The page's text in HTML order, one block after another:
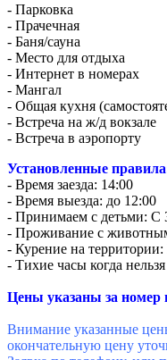
- Парковка
- Прачечная
- Баня/сауна
- Место для отдыха
- Интернет в номерах
- Мангал
- Общая кухня
- Встреча на ж/д вокзале
- Встреча в аэропорту
Установленные
- Время заезда: 14:00
- Время выезда: до 12:00
- Принимаем с детьми: С
- Проживание с
- Курение на
- Тихие часы когда
Цены указаны за номер
Внимание указанные
окончательную цену